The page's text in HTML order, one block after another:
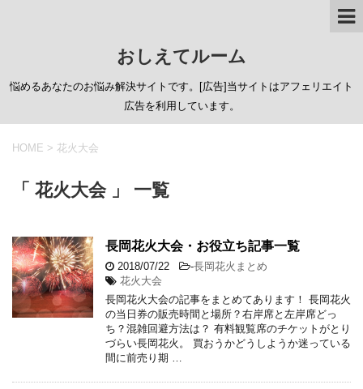
おしえてルーム
悩めるあなたのお悩み解決サイトです。[広告]当サイトはアフェリエイト
広告を利用しています。
HOME > 花火大会
「 花火大会 」 一覧
長岡花火大会・お役立ち記事一覧
2018/07/22 -長岡花火まとめ
花火大会
長岡花火大会の記事をまとめてあります！ 長岡花火
の当日券の販売時間と場所？右岸席と左岸席どっ
ち？混雑回避方法は？ 有料観覧席のチケットがとり
づらい長岡花火。 買おうかどうしようか迷っている
間に前売り期 …